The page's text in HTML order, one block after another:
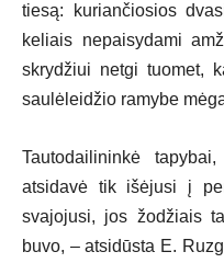
tiesą: kuriančiosios
keliais nepaisydami
skrydžiui netgi tuomet,
saulėleidžio ramybe
Tautodailininkė
atsidavė tik išėjusi į
svajojusi, jos žodžiais
buvo, – atsidūsta E.